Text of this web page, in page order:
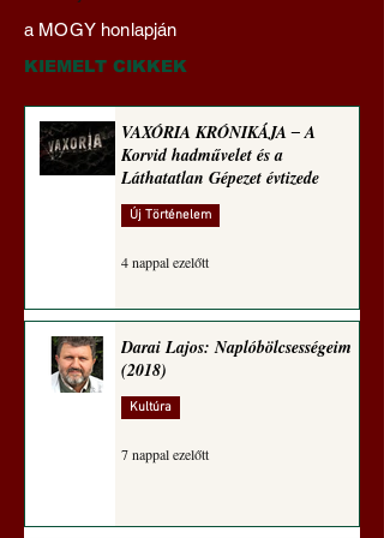
Naplóbölcsességeim
(2024)
a MOGY honlapján
KIEMELT CIKKEK
VAXÓRIA KRÓNIKÁJA ‒ A
Korvid hadművelet és a
Láthatatlan Gépezet évtizede
Új Történelem
4 nappal ezelőtt
Darai Lajos: Naplóbölcsességeim
(2018)
Kultúra
7 nappal ezelőtt